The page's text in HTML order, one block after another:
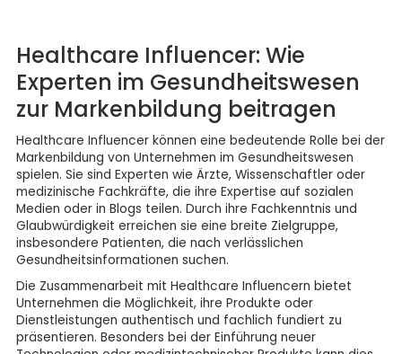
Healthcare Influencer: Wie
Experten im Gesundheitswesen
zur Markenbildung beitragen
Healthcare Influencer können eine bedeutende Rolle bei der
Markenbildung von Unternehmen im Gesundheitswesen
spielen. Sie sind Experten wie Ärzte, Wissenschaftler oder
medizinische Fachkräfte, die ihre Expertise auf sozialen
Medien oder in Blogs teilen. Durch ihre Fachkenntnis und
Glaubwürdigkeit erreichen sie eine breite Zielgruppe,
insbesondere Patienten, die nach verlässlichen
Gesundheitsinformationen suchen.
Die Zusammenarbeit mit Healthcare Influencern bietet
Unternehmen die Möglichkeit, ihre Produkte oder
Dienstleistungen authentisch und fachlich fundiert zu
präsentieren. Besonders bei der Einführung neuer